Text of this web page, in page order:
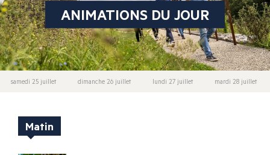
ANIMATIONS DU JOUR
samedi 25 juillet dimanche 26 juillet lundi 27 juillet mardi 28 juillet
Matin